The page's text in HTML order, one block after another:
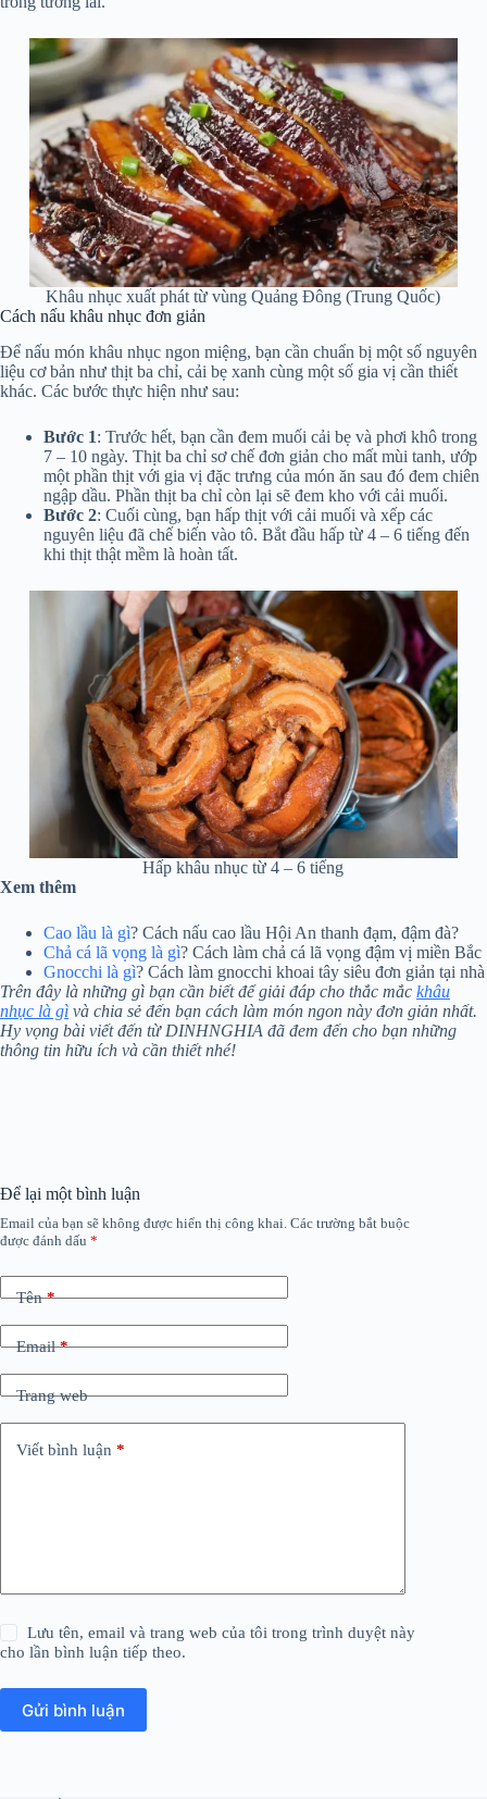
Khâu nhục xuất phát từ vùng Quảng Đông (Trung Quốc)
Cách nấu khâu nhục đơn giản
Để nấu món khâu nhục ngon miệng, bạn cần chuẩn bị một số nguyên
liệu cơ bản như thịt ba chỉ, cải bẹ xanh cùng một số gia vị cần thiết
khác. Các bước thực hiện như sau:
Bước 1: Trước hết, bạn cần đem muối cải bẹ và phơi khô trong
7 – 10 ngày. Thịt ba chỉ sơ chế đơn giản cho mất mùi tanh, ướp
một phần thịt với gia vị đặc trưng của món ăn sau đó đem chiên
ngập dầu. Phần thịt ba chỉ còn lại sẽ đem kho với cải muối.
Bước 2: Cuối cùng, bạn hấp thịt với cải muối và xếp các
nguyên liệu đã chế biến vào tô. Bắt đầu hấp từ 4 – 6 tiếng đến
khi thịt thật mềm là hoàn tất.
Hấp khâu nhục từ 4 – 6 tiếng
Xem thêm
Cao lầu là gì? Cách nấu cao lầu Hội An thanh đạm, đậm đà?
Chả cá lã vọng là gì? Cách làm chả cá lã vọng đậm vị miền Bắc
Gnocchi là gì? Cách làm gnocchi khoai tây siêu đơn giản tại nhà
Trên đây là những gì bạn cần biết để giải đáp cho thắc mắc khâu
nhục là gì và chia sẻ đến bạn cách làm món ngon này đơn giản nhất.
Hy vọng bài viết đến từ DINHNGHIA đã đem đến cho bạn những
thông tin hữu ích và cần thiết nhé!
Để lại một bình luận
Email của bạn sẽ không được hiển thị công khai. Các trường bắt buộc
được đánh dấu *
Tên*
Email*
Trang web
Viết bình luận *
Lưu tên, email và trang web của tôi trong trình duyệt này
cho lần bình luận tiếp theo.
Gửi bình luận